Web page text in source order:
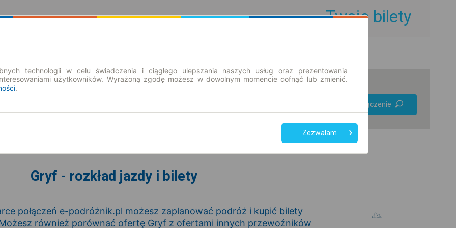
Twoje bilety
Tylko bilet online
Znajdź połączenie
Gryf - rozkład jazdy i bilety
połączeń e-podróżnik.pl możesz zaplanować podróż i kupić bilety
również porównać ofertę Gryf z ofertami innych przewoźników
technologii w celu świadczenia i ciągłego ulepszania naszych usług oraz prezentowania
użytkowników. Wyrażoną zgodę możesz w dowolnym momencie cofnąć lub zmienić.
.
Zezwalam